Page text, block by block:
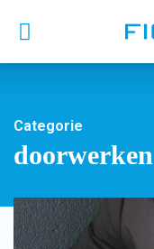
Categorie